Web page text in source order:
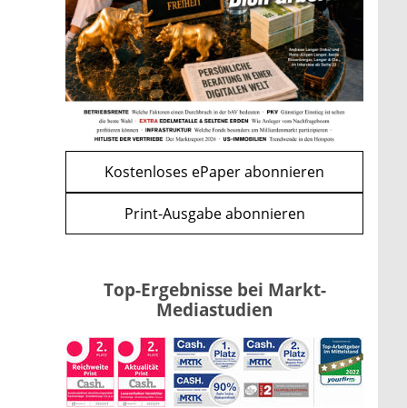
WEITERE ARTIKEL
zurückweiter
Förderung im Überblick –
Tabelle mit Kreditbeträgen und
Einkommensgrenzen
mehr
Kostenloses ePaper abonnieren
Print-Ausgabe abonnieren
Top-Ergebnisse bei Markt-
Mediastudien